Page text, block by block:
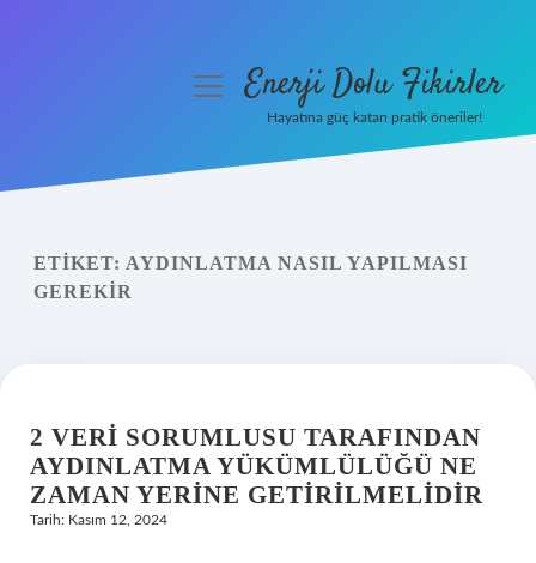
Yasal Uyarı
menüyüEnerji Dolu Fikirler
Hayatına güç katan pratik öneriler!
ETIKET: AYDINLATMA NASIL YAPILMASI
GEREKIR
2 VERI SORUMLUSU TARAFINDAN
AYDINLATMA YÜKÜMLÜLÜĞÜ NE
ZAMAN YERINE GETIRILMELIDIR
Tarih: Kasım 12, 2024